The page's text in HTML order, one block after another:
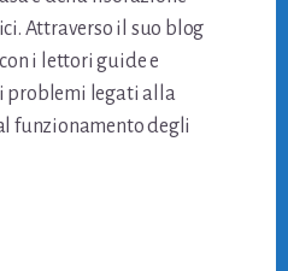
Attraverso il suo blog
i lettori guide e
problemi legati alla
funzionamento degli